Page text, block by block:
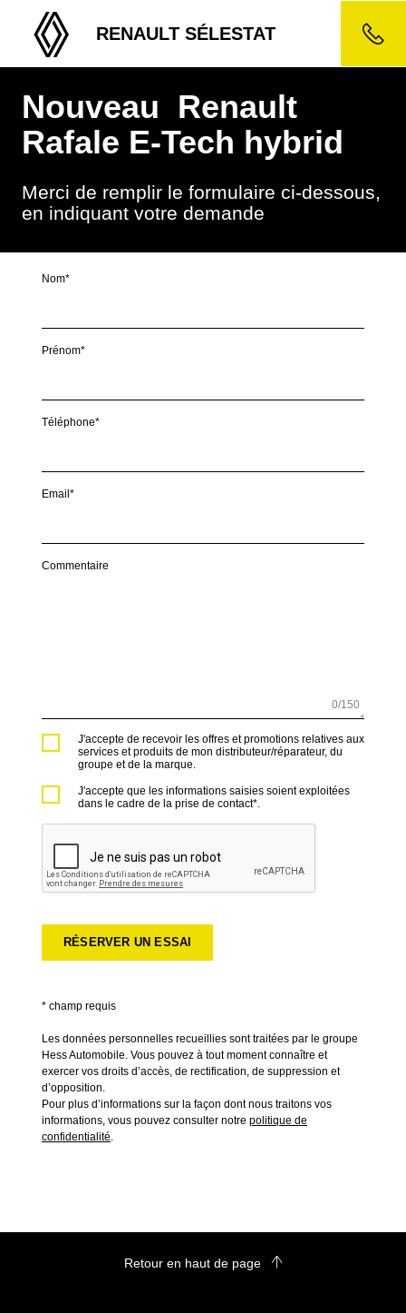
RENAULT SÉLESTAT
Nouveau Renault
Rafale E-Tech hybrid
Merci de remplir le formulaire ci-dessous,
en indiquant votre demande
Nom*
Prénom*
Téléphone*
Email*
Commentaire
0/150
J'accepte de recevoir les offres et promotions relatives aux
services et produits de mon distributeur/réparateur, du
groupe et de la marque.
J'accepte que les informations saisies soient exploitées
dans le cadre de la prise de contact*.
* champ requis
Les données personnelles recueillies sont traitées par le groupe
Hess Automobile. Vous pouvez à tout moment connaître et
exercer vos droits d’accès, de rectification, de suppression et
d’opposition.
Pour plus d’informations sur la façon dont nous traitons vos
informations, vous pouvez consulter notre politique de
confidentialité.
Retour en haut de page